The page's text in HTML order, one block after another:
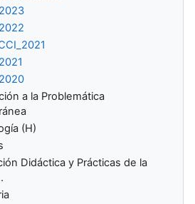
a la Problemática
(H)
Didáctica y Prácticas de la